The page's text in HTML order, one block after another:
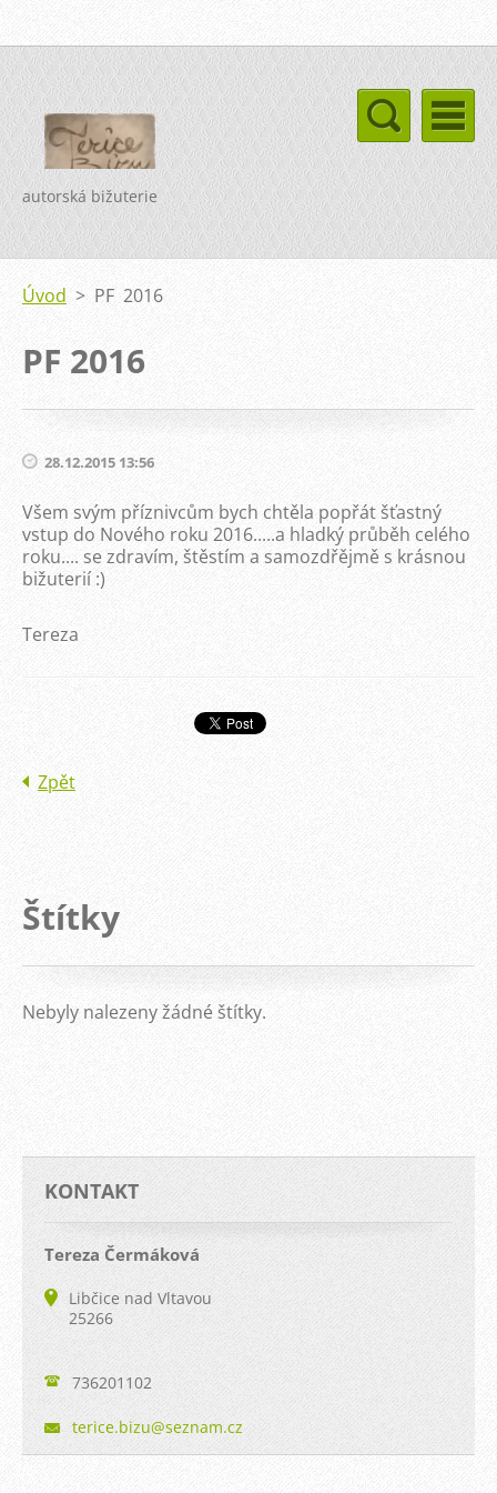
autorská bižuterie
Úvod > PF 2016
PF 2016
28.12.2015 13:56
Všem svým příznivcům bych chtěla popřát šťastný
vstup do Nového roku 2016.....a hladký průběh celého
roku.... se zdravím, štěstím a samozdřějmě s krásnou
bižuterií :)
Tereza
Zpět
Štítky
Nebyly nalezeny žádné štítky.
KONTAKT
Tereza Čermáková
Libčice nad Vltavou
25266
736201102
terice.bizu@seznam.cz